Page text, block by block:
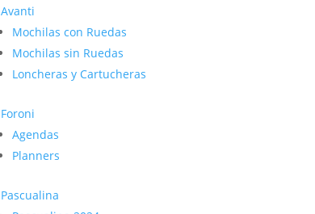
Avanti
Mochilas con Ruedas
Mochilas sin Ruedas
Loncheras y Cartucheras
Foroni
Agendas
Planners
Pascualina